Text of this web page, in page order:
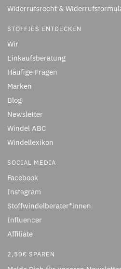
Widerrufsrecht &
STOFFIES ENTDECKEN
Wir
Einkaufsberatung
Häufige Fragen
Marken
Blog
Newsletter
Windel ABC
Windellexikon
SOCIAL MEDIA
Facebook
Instagram
Stoffwindelberater*innen
Influencer
Affiliate
2,50€ SPAREN